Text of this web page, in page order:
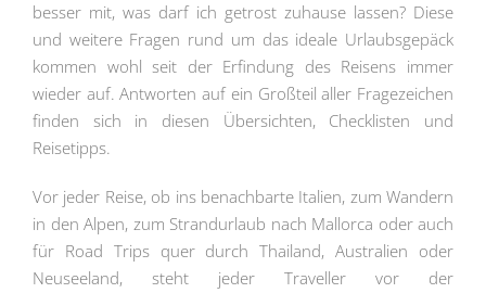
besser mit, was darf ich getrost zuhause lassen? Diese
und weitere Fragen rund um das ideale Urlaubsgepäck
kommen wohl seit der Erfindung des Reisens immer
wieder auf. Antworten auf ein Großteil aller Fragezeichen
finden sich in diesen Übersichten, Checklisten und
Reisetipps.
Vor jeder Reise, ob ins benachbarte Italien, zum Wandern
in den Alpen, zum Strandurlaub nach Mallorca oder auch
für Road Trips quer durch Thailand, Australien oder
Neuseeland, steht jeder Traveller vor der